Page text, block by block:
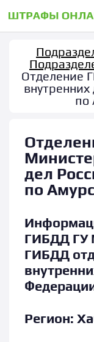
Отделение
по
дел
по
ГИБДД ГУ
ГИБДД
Регион: